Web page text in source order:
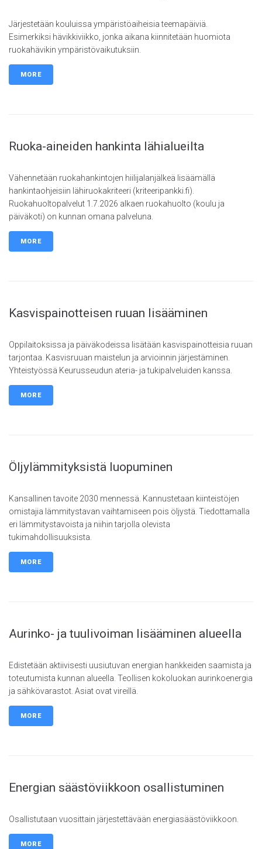
Järjestetään kouluissa ympäristöaiheisia teemapäiviä.
Esimerkiksi hävikkiviikko, jonka aikana kiinnitetään huomiota
ruokahävikin ympäristövaikutuksiin.
MORE
Ruoka-aineiden hankinta lähialueilta
Vähennetään ruokahankintojen hiilijalanjälkeä lisäämällä
hankintaohjeisiin lähiruokakriteeri (kriteeripankki.fi).
Ruokahuoltopalvelut 1.7.2026 alkaen ruokahuolto (koulu ja
päiväkoti) on kunnan omana palveluna.
MORE
Kasvispainotteisen ruuan lisääminen
Oppilaitoksissa ja päiväkodeissa lisätään kasvispainotteisia ruuan
tarjontaa. Kasvisruuan maistelun ja arvioinnin järjestäminen.
Yhteistyössä Keurusseudun ateria- ja tukipalveluiden kanssa.
MORE
Öljylämmityksistä luopuminen
Kansallinen tavoite 2030 mennessä. Kannustetaan kiinteistöjen
omistajia lämmitystavan vaihtamiseen pois öljystä. Tiedottamalla
eri lämmitystavoista ja niihin tarjolla olevista
tukimahdollisuuksista.
MORE
Aurinko- ja tuulivoiman lisääminen alueella
Edistetään aktiivisesti uusiutuvan energian hankkeiden saamista ja
toteutumista kunnan alueella. Teollisen kokoluokan aurinkoenergia
ja sähkövarastot. Asiat ovat vireillä.
MORE
Energian säästöviikkoon osallistuminen
Osallistutaan vuosittain järjestettävään energiasäästöviikkoon.
MORE